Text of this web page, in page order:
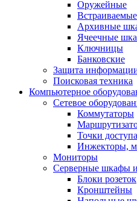
Оружейные
Встраиваемые
Архивные
Ячеечные
Ключницы
Банковские
Защита
Поисковая техника
Компьютерное
Сетевое
Коммутаторы
Точки доступа
Инжекторы,
Мониторы
Серверные шкафы
Блоки розеток
Кронштейны